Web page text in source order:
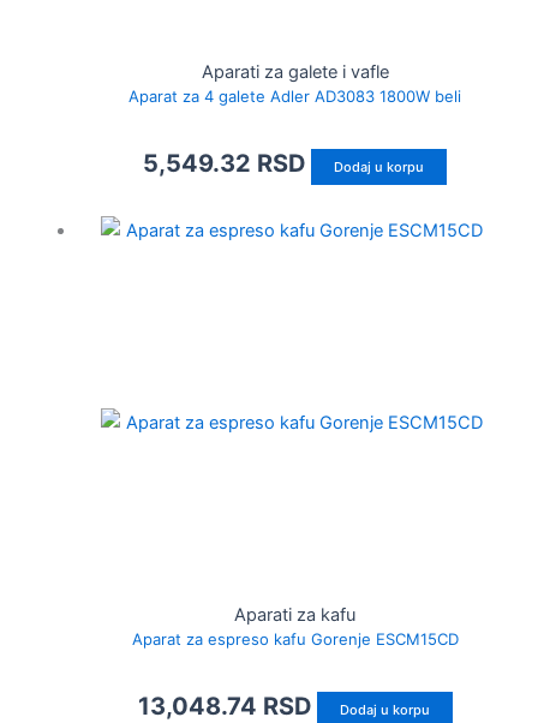
Aparati za galete i vafle
Aparat za 4 galete Adler AD3083 1800W beli
5,549.32 RSD Dodaj u korpu
Aparati za kafu
Aparat za espreso kafu Gorenje ESCM15CD
13,048.74 RSD Dodaj u korpu